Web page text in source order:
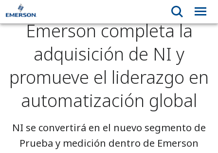
Emerson completa la
adquisición de NI y
promueve el liderazgo en
automatización global
NI se convertirá en el nuevo segmento de
Prueba y medición dentro de Emerson